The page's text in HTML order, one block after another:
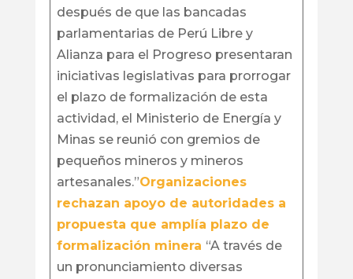
después de que las bancadas
parlamentarias de Perú Libre y
Alianza para el Progreso presentaran
iniciativas legislativas para prorrogar
el plazo de formalización de esta
actividad, el Ministerio de Energía y
Minas se reunió con gremios de
pequeños mineros y mineros
artesanales.”Organizaciones
rechazan apoyo de autoridades a
propuesta que amplía plazo de
formalización minera “A través de
un pronunciamiento diversas